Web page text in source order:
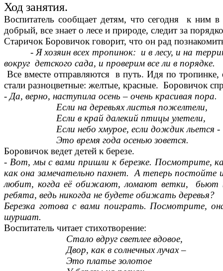
Ход занятия.
Воспитатель сообщает детям, что сегодня к ним
добрый, все знает о лесе и природе, следит за
Старичок Боровичок говорит, что он рад
- Я хозяин всех тропинок: и в лесу, и на
вокруг детского сада, и проверим все ли в порядке.
Все вместе отправляются в путь. Идя по тропинке,
стали разноцветные: желтые, красные. Боровичок
- Да, верно, наступила осень – очень красивая пора.
Если на деревьях листья пожелтели,
Если в край далекий птицы улетели,
Если небо хмурое, если дождик льется -
Это время года осенью зовется.
Боровичок ведет детей к березе.
- Вот, мы c вами пришли к березке. Посмотрите,
как она замечательно пахнет. А теперь постойте
любит, когда её обижают, ломают ветки, бьют
ребята, ведь никогда не будете обижать деревья?
Березка готова с вами поиграть. Посмотрите,
шуршат.
Воспитатель читает стихотворение:
Стало вдруг светлее вдовое,
Двор, как в солнечных лучах –
Это платье золотое